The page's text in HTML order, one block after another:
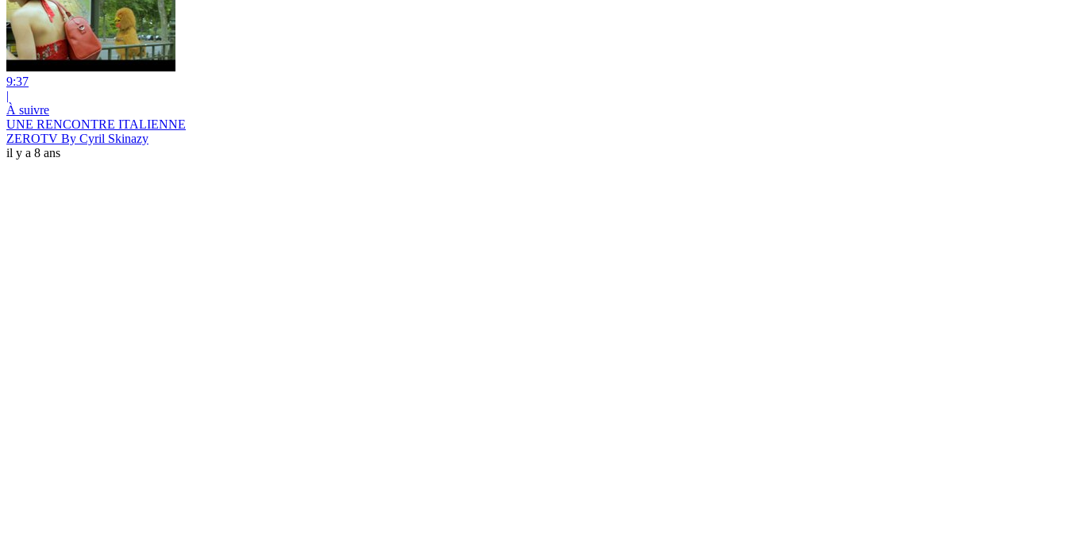
9:37
|
À suivre
UNE RENCONTRE ITALIENNE
ZEROTV By Cyril Skinazy
il y a 8 ans